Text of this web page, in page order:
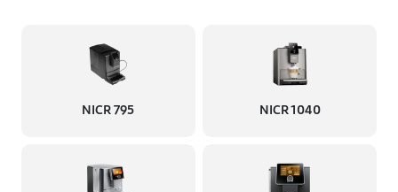
NICR 795 NICR 1040